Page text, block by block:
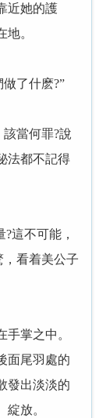
近她的護
。
了什麽?”
當何罪?說
法都不記得
這不可能，
看着美公子
掌之中。
面尾羽處的
發出淡淡的
放。